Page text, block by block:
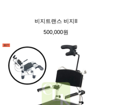
비지트랜스 비지II
500,000원